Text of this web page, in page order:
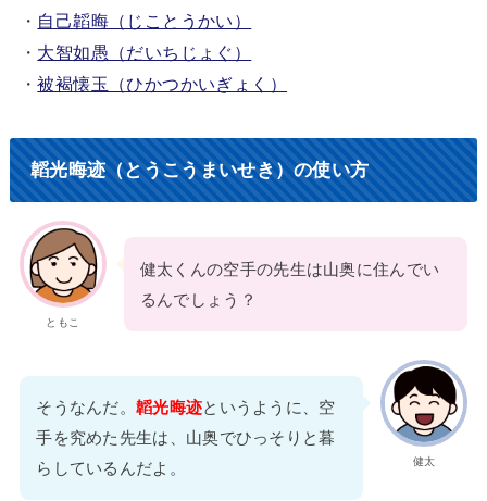
・ 自己韜晦（じことうかい）
・ 大智如愚（だいちじょぐ）
・被褐懐玉（ひかつかいぎょく）
韜光晦迹（とうこうまいせき）の使い方
ともこ
健太くんの空手の先生は山奥に住んでい
るんでしょう？
健太
そうなんだ。韜光晦迹というように、空
手を究めた先生は、山奥でひっそりと暮
らしているんだよ。